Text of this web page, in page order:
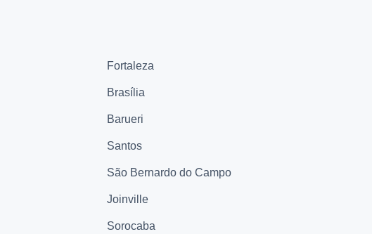
Fortaleza
Brasília
Barueri
Santos
São Bernardo do Campo
Joinville
Sorocaba